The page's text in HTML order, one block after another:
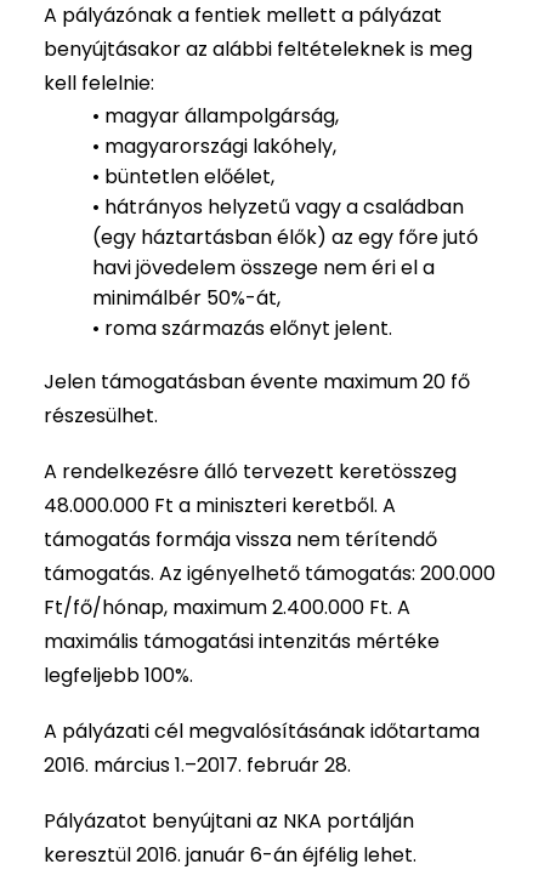
A pályázónak a fentiek mellett a pályázat
benyújtásakor az alábbi feltételeknek is meg
kell felelnie:
• magyar állampolgárság,
• magyarországi lakóhely,
• büntetlen előélet,
• hátrányos helyzetű vagy a családban
(egy háztartásban élők) az egy főre jutó
havi jövedelem összege nem éri el a
minimálbér 50%-át,
• roma származás előnyt jelent.
Jelen támogatásban évente maximum 20 fő
részesülhet.
A rendelkezésre álló tervezett keretösszeg
48.000.000 Ft a miniszteri keretből. A
támogatás formája vissza nem térítendő
támogatás. Az igényelhető támogatás: 200.000
Ft/fő/hónap, maximum 2.400.000 Ft. A
maximális támogatási intenzitás mértéke
legfeljebb 100%.
A pályázati cél megvalósításának időtartama
2016. március 1.–2017. február 28.
Pályázatot benyújtani az NKA portálján
keresztül 2016. január 6-án éjfélig lehet.